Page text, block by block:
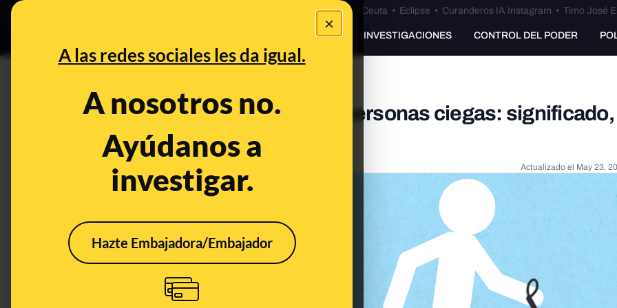
×
A las redes sociales les da igual.
A nosotros no.
Ayúdanos a
investigar.
Hazte Embajadora/Embajador
Especial Ceuta•Bulos Ceuta • Eclipse • Curanderos IA Instagram • Timo José
PREBUNKING INVESTIGACIONES CONTROL DEL PODER
Bastón a rayas rojas y blancas en personas ciegas:
diferencias con otros bastones
Aug 10, 2023, 3:37:30 PM Actualizado el May 23,